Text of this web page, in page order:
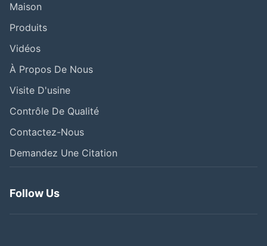
Maison
Produits
Vidéos
À Propos De Nous
Visite D'usine
Contrôle De Qualité
Contactez-Nous
Demandez Une Citation
Follow Us